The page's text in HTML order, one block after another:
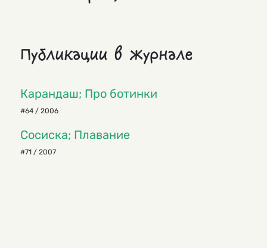
Публикации в журнале
Карандаш; Про ботинки
#64 / 2006
Сосиска; Плавание
#71 / 2007